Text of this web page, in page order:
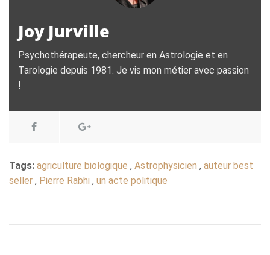
Joy Jurville
Psychothérapeute, chercheur en Astrologie et en
Tarologie depuis 1981. Je vis mon métier avec passion
!
Tags: agriculture biologique , Astrophysicien , auteur best
seller , Pierre Rabhi , un acte politique